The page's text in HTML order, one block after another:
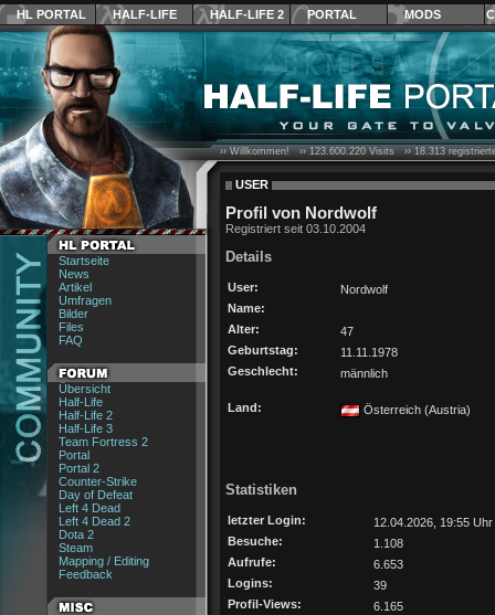
HL PORTAL HALF-LIFE HALF-LIFE 2 PORTAL MODS
Startseite
News
Artikel
Umfragen
Bilder
Files
FAQ
Übersicht
Half-Life
Half-Life 2
Half-Life 3
Team Fortress 2
Portal
Portal 2
Counter-Strike
Day of Defeat
Left 4 Dead
Left 4 Dead 2
Dota 2
Steam
Mapping / Editing
Feedback
›› Willkommen! ››123.600.220Visits ››18.313
USER
Profil von Nordwolf
Registriert seit 03.10.2004
Details
User:
Nordwolf
Name:
Alter:
47
Geburtstag:
11.11.1978
Geschlecht:
männlich
Land: Österreich (Austria)
Statistiken
letzter Login:
12.04.2026, 19:55 Uhr
Besuche:
1.108
Aufrufe:
6.653
Logins:
39
Profil-Views:
6.165